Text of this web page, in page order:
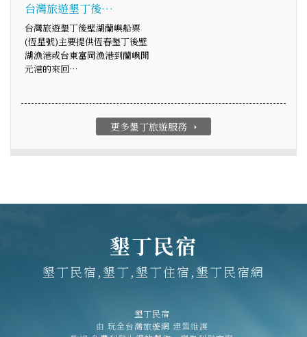
台灣旅遊墾丁後…
台灣旅遊墾丁後壁湖蘭嶼船票
(恆星號)主要提供恆春墾丁後壁
湖漁港或台東富岡漁港到蘭嶼開
元港的來回…
更多墾丁旅遊服務 arrow_right
墾丁民宿
墾丁民宿,墾丁,墾丁住宿,墾丁民宿網
墾丁民宿
由 玩全台灣旅遊網 建置維護